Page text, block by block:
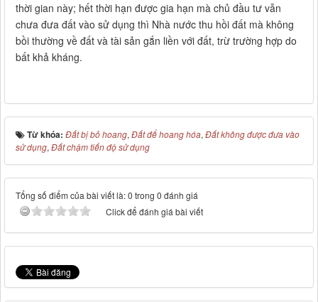
thời gian này; hết thời hạn được gia hạn mà chủ đầu tư vẫn
chưa đưa đất vào sử dụng thì Nhà nước thu hồi đất mà không
bồi thường về đất và tài sản gắn liền với đất, trừ trường hợp do
bất khả kháng.
Từ khóa: Đất bị bỏ hoang, Đất để hoang hóa, Đất không được đưa vào
sử dụng, Đất chậm tiến độ sử dụng
Tổng số điểm của bài viết là: 0 trong 0 đánh giá
Click để đánh giá bài viết